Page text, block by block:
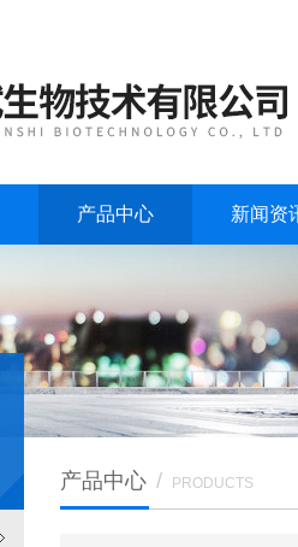
产品中心 新闻资
产品中心 / PRODUCTS